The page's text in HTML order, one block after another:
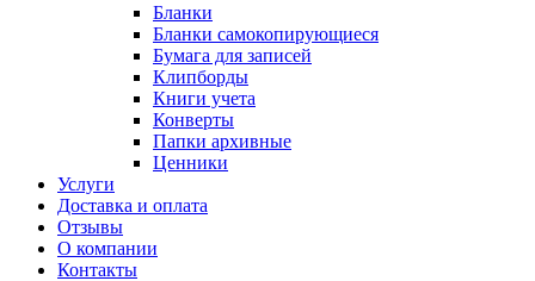
Бланки
Бланки самокопирующиеся
Бумага для записей
Клипборды
Книги учета
Конверты
Папки архивные
Ценники
Услуги
Доставка и оплата
Отзывы
О компании
Контакты